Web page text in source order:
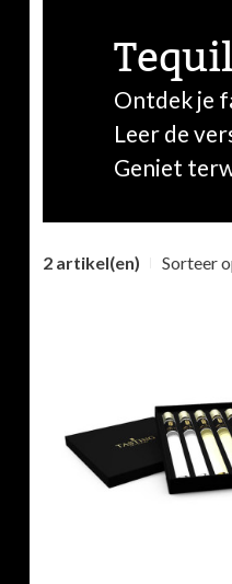
Ontdek je
Leer de
Geniet
2 artikel(en) Sorteer